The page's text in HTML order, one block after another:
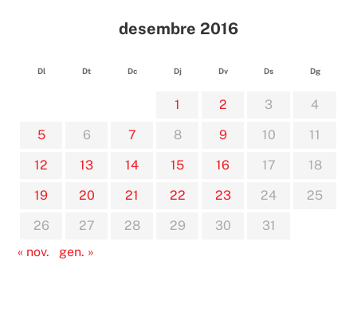
desembre 2016
Dl Dt Dc Dj Dv Ds Dg
1 2 3
4
5
6 7 8 9 10
11
12
13 14 15 16 17
18
19
20 21 22 23 24
25
26
27 28 29 30
31
« nov.
gen. »